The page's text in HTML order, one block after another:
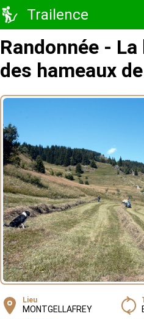
Trailence
Randonnée -
des hameaux
Lieu
MONTGELLAFREY